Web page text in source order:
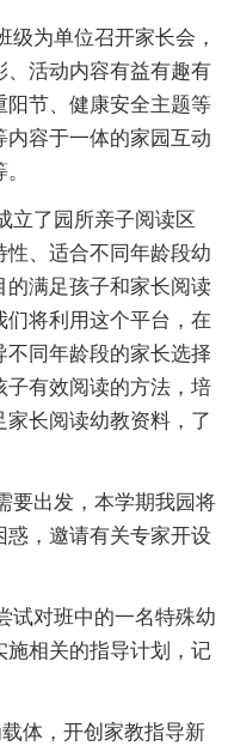
级为单位召开家长会，
活动内容有益有趣有
节、健康安全主题等
容于一体的家园互动
立了园所亲子阅读区
、适合不同年龄段幼
的满足孩子和家长阅读
将利用这个平台，在
同年龄段的家长选择
有效阅读的方法，培
长阅读幼教资料，了
要出发，本学期我园将
，邀请有关专家开设
试对班中的一名特殊幼
施相关的指导计划，记
体，开创家教指导新